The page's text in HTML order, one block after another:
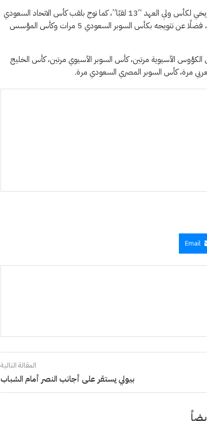
ويعد نادي الهلال الأكثر تتويجًا بلقب الدوري السعودي “19 مرة”، كما أنه البطل التاريخي لكأس ولي العهد “13 لقبًا”، كما توج بلقب كأس الاتحاد السعودي
لكرة القدم “كأس الأمير فيصل بن فهد” “6 مرات”، وبطلًا لكأس الملك 10 مرات، فضلًا عن تتويجه بكأس السوبر السعودي 5 مرات وكأس المؤسس
من الألقاب أبرزها تتويجه بدوري أبطال آسيا 4 مرات، كأس الكؤوس الآسيوية مرتين، كأس السوبر الآسيوي مرتين، كأس الخليج
مرة، كأس السوبر المصري السعودي مرة.
Email
المقالة التالية
بيولي يستقر على أجانب النصر أمام الشباب